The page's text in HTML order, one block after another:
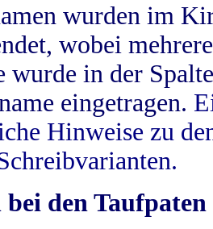
wurden im
wobei
wurde in der
eingetragen.
Hinweise zu
den Taufpaten